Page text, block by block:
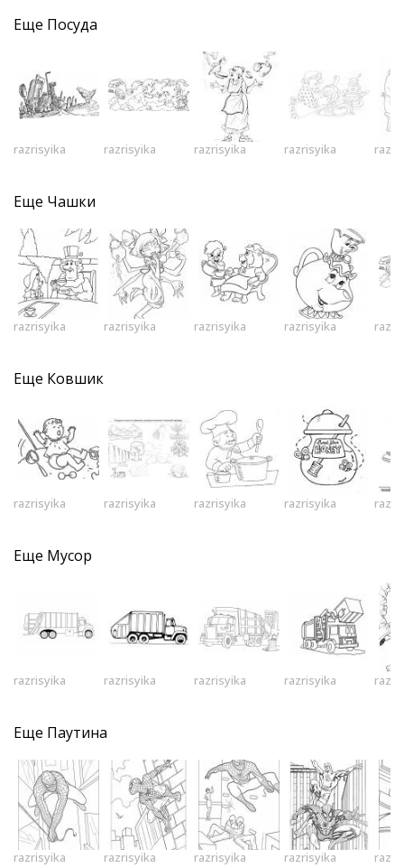
Еще Посуда
razrisyika razrisyika razrisyika razrisyika
Еще Чашки
razrisyika razrisyika razrisyika razrisyika
Еще Ковшик
razrisyika razrisyika razrisyika razrisyika
Еще Мусор
razrisyika razrisyika razrisyika razrisyika
Еще Паутина
razrisyika razrisyika razrisyika razrisyika